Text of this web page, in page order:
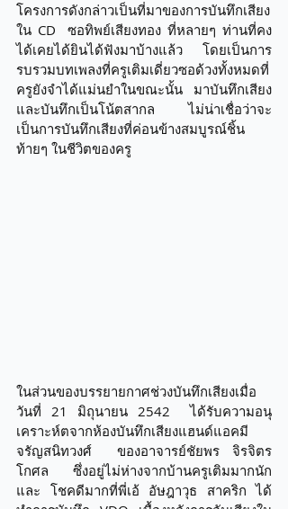
โครงการดังกล่าวเป็นที่มาของการบันทึกเสียง
ใน CD  ซอทิพย์เสียงทอง ที่หลายๆ ท่านที่คง
ได้เคยได้ยินได้ฟังมาบ้างแล้ว  โดยเป็นการ
รบรวมบทเพลงที่ครูเติมเดี่ยวซอด้วงทั้งหมดที่
ครูยังจำได้แม่นยำในขณะนั้น มาบันทึกเสียง
และบันทึกเป็นโน้ตสากล ไม่น่าเชื่อว่าจะ
เป็นการบันทึกเสียงที่ค่อนข้างสมบูรณ์ชิ้น
ท้ายๆ ในชีวิตของครู
ในส่วนของบรรยายกาศช่วงบันทึกเสียงเมื่อ
วันที่ 21 มิถุนายน 2542  ได้รับความอนุ
เคราะห์ตจากห้องบันทึกเสียงแฮนด์แอคมี
จรัญสนิทวงศ์  ของอาจารย์ชัยพร จิรจิตร
โกศล ซึ่งอยู่ไม่ห่างจากบ้านครูเติมมากนัก
และ โชคดีมากที่พี่เอ้ อัษฎาวุธ สาคริก ได้